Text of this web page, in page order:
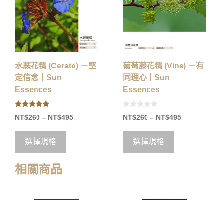
水蕨花精 (Cerato) －堅
定信念｜Sun
Essences
5.00
out of 5
NT$260 – NT$495
選擇規格
葡萄藤花精 (Vine) －有
同理心｜Sun
Essences
0
o
t
5
NT$260 – NT$495
選擇規格
相關商品